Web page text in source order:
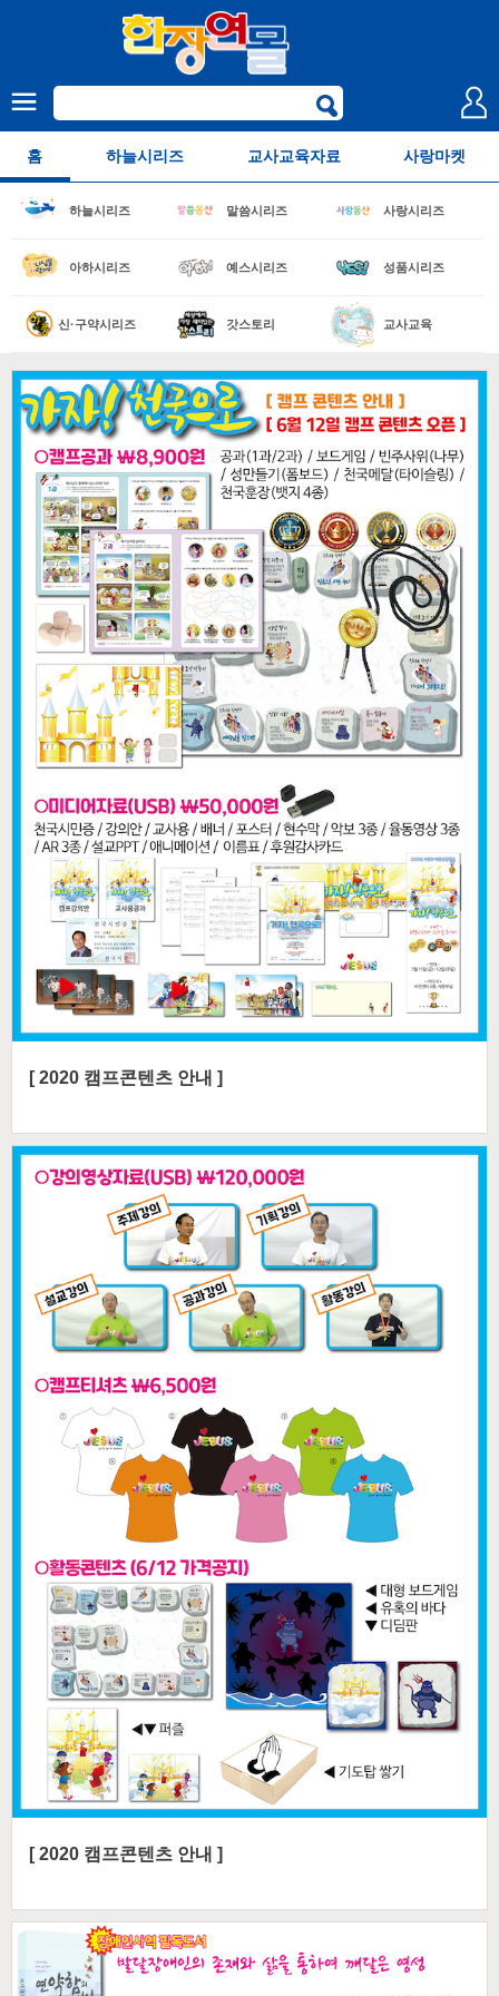
홈 하늘시리즈 교사교육자료 사랑마켓
하늘시리즈 말씀시리즈 사랑시리즈
아하시리즈 예스시리즈 성품시리즈
신·구약시리즈 갓스토리 교사교육
[ 2020 캠프콘텐츠 안내 ]
[ 2020 캠프콘텐츠 안내 ]